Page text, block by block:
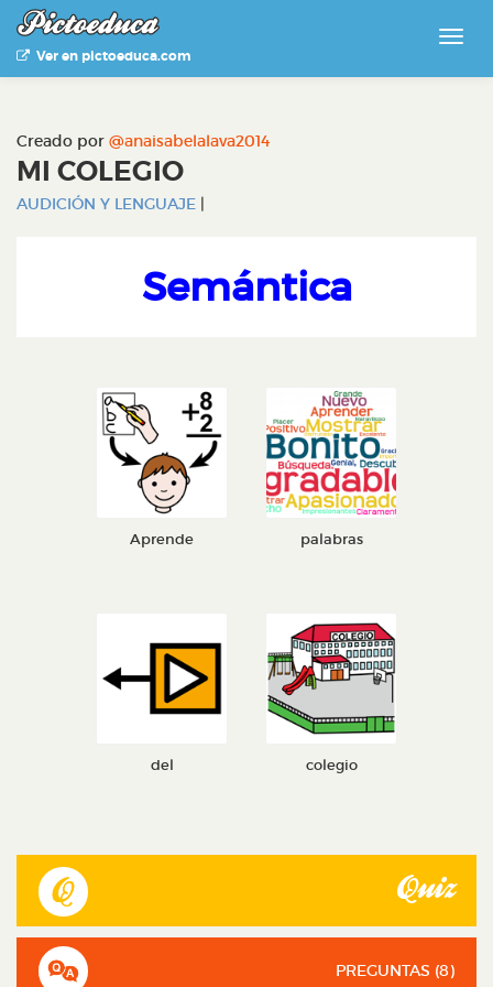
Ver en pictoeduca.com
Creado por @anaisabelalava2014
MI COLEGIO
AUDICIÓN Y LENGUAJE |
Semántica
Aprende palabras
del colegio
Quiz
PREGUNTAS (8)